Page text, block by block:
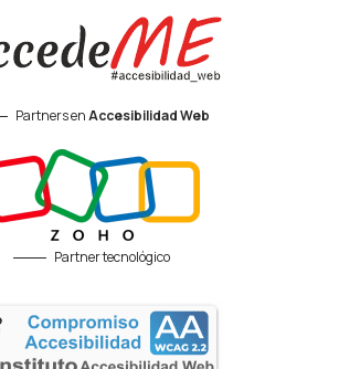
Partners enAccesibilidad Web
Partner tecnológico